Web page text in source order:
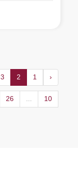
‹
1
2
3
10
...
26